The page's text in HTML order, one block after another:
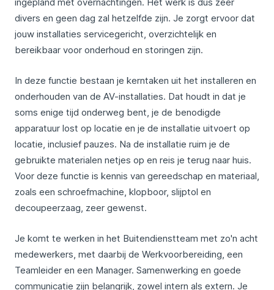
ingepland met overnachtingen. Het werk is dus zeer
divers en geen dag zal hetzelfde zijn. Je zorgt ervoor dat
jouw installaties servicegericht, overzichtelijk en
bereikbaar voor onderhoud en storingen zijn.
In deze functie bestaan je kerntaken uit het installeren en
onderhouden van de AV-installaties. Dat houdt in dat je
soms enige tijd onderweg bent, je de benodigde
apparatuur lost op locatie en je de installatie uitvoert op
locatie, inclusief pauzes. Na de installatie ruim je de
gebruikte materialen netjes op en reis je terug naar huis.
Voor deze functie is kennis van gereedschap en materiaal,
zoals een schroefmachine, klopboor, slijptol en
decoupeerzaag, zeer gewenst.
Je komt te werken in het Buitendienstteam met zo'n acht
medewerkers, met daarbij de Werkvoorbereiding, een
Teamleider en een Manager. Samenwerking en goede
communicatie zijn belangrijk, zowel intern als extern. Je